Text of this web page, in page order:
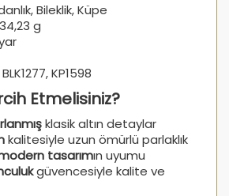
Bileklik, Küpe
34,23 g
BLK1277, KP1598
Etmelisiniz?
klasik altın detaylar
kalitesiyle uzun ömürlü parlaklık
tasarımın uyumu
güvencesiyle kalite ve